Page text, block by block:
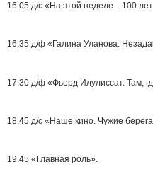
16.05 д/с «На этой неделе... 100
16.35 д/ф «Галина Уланова.
17.30 д/ф «Фьорд Илулиссат. Там,
18.45 д/с «Наше кино. Чужие
19.45 «Главная роль».